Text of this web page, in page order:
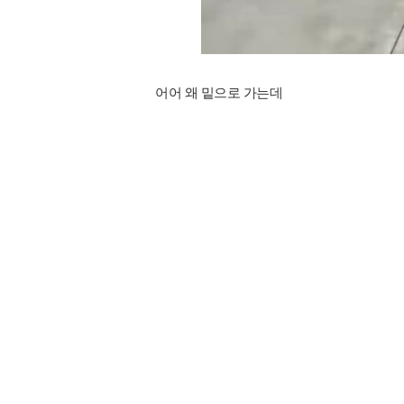
어어 왜 밑으로 가는데